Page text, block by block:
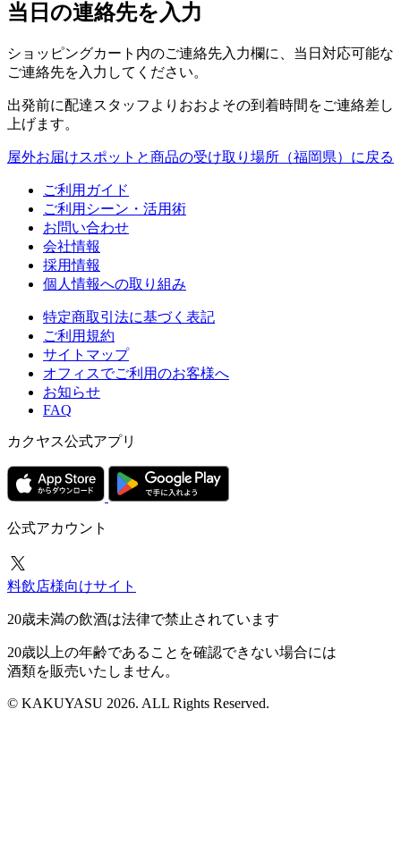
当日の連絡先を入力
ショッピングカート内のご連絡先入力欄に、当日対応可能な
ご連絡先を入力してください。
出発前に配達スタッフよりおおよその到着時間をご連絡差し
上げます。
屋外お届けスポットと商品の受け取り場所（福岡県）に戻る
ご利用ガイド
ご利用シーン・活用術
お問い合わせ
会社情報
採用情報
個人情報への取り組み
特定商取引法に基づく表記
ご利用規約
サイトマップ
オフィスでご利用のお客様へ
お知らせ
FAQ
カクヤス公式アプリ
公式アカウント
料飲店様向けサイト
20歳未満の飲酒は法律で禁止されています
20歳以上の年齢であることを確認できない場合には
酒類を販売いたしません。
© KAKUYASU 2026. ALL Rights Reserved.